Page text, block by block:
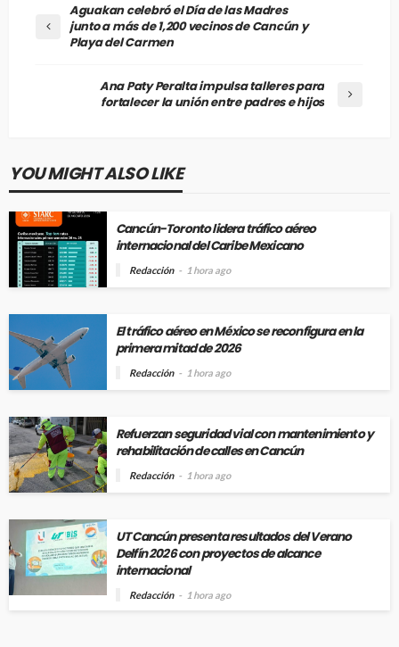
Aguakan celebró el Día de las Madres
junto a más de 1,200 vecinos de Cancún y
Playa del Carmen
Ana Paty Peralta impulsa talleres para
fortalecer la unión entre padres e hijos
YOU MIGHT ALSO LIKE
Cancún-Toronto lidera tráfico aéreo
internacional del Caribe Mexicano
Redacción 1 hora ago
El tráfico aéreo en México se reconfigura en la
primera mitad de 2026
Redacción 1 hora ago
Refuerzan seguridad vial con mantenimiento y
rehabilitación de calles en Cancún
Redacción 1 hora ago
UT Cancún presenta resultados del Verano
Delfín 2026 con proyectos de alcance
internacional
Redacción 1 hora ago